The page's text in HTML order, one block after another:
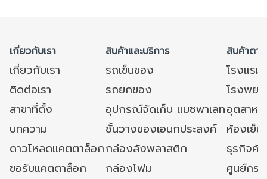
เกี่ยวกับเรา สินค้าและบริการ สินค้าตา
เกี่ยวกับเรา รถเข็นของ
โรงแร
ติดต่อเรา
รถยกของ
โรงพย
สาขาที่ตั้ง
อุปกรณ์จัดเก็บ แมชพาเลทอุตสาหก
บทความ
ชั้นวางของเอนกประสงค์
ห้องเย็
ดาวโหลดแคตตาล็อกกล่องลังพลาสติก
ธุรกิจค้
ขอรับแคตตาล็อก
กล่องโฟม
ศูนย์กร